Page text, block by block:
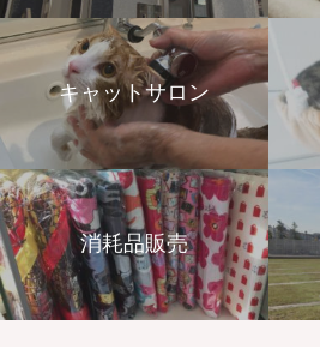
キャットサロン
消耗品販売